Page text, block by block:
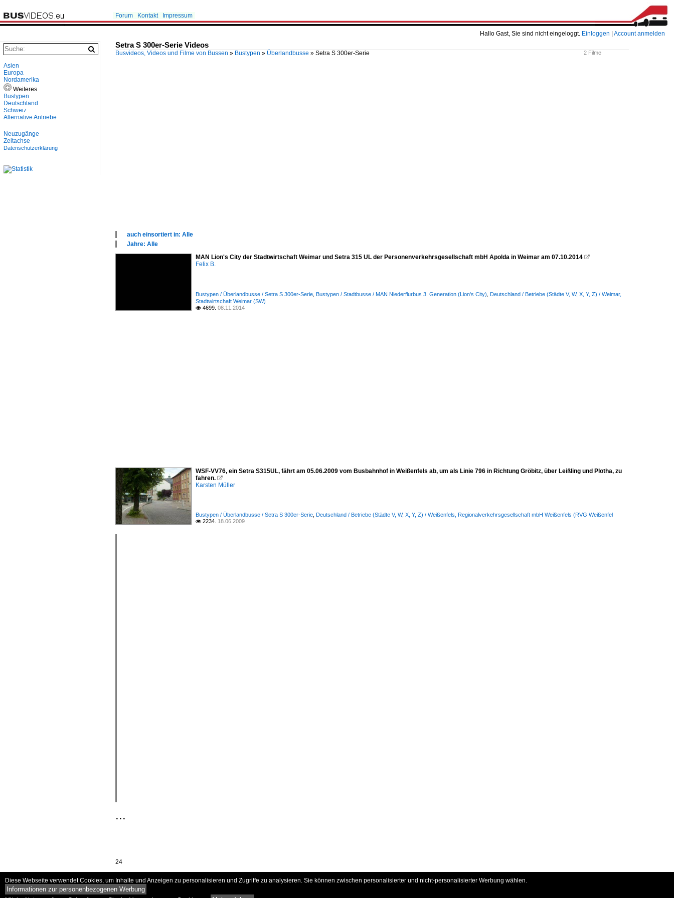
Hallo Gast, Sie sind nicht eingeloggt. Einloggen Account anmelden
Forum Kontakt Impressum
Setra S 300er-Serie Videos
2 Filme
Busvideos, Videos und Filme von Bussen » Bustypen » Überlandbusse » Setra S 300er-Serie
auch einsortiert in: Alle
Jahre: Alle
MAN Lion's City der Stadtwirtschaft Weimar und Setra 315 UL der Personenverkehrsgesellschaft mbH Apolda in Weimar am 07.10.2014 
Felix B.
Bustypen / Überlandbusse / Setra S 300er-Serie Bustypen / Stadtbusse / MAN Niederflurbus 3. Generation (Lion's City) Deutschland / Betriebe (Städte V, W, X, Y, Z) / Weimar,
Stadtwirtschaft Weimar (SW)
 4699. 08.11.2014
WSF-VV76, ein Setra S315UL, fährt am 05.06.2009 vom Busbahnhof in Weißenfels ab, um als Linie 796 in Richtung Gröbitz, über Leißling und Plotha, zu
fahren. 
Karsten Müller
Bustypen / Überlandbusse / Setra S 300er-Serie Deutschland / Betriebe (Städte V, W, X, Y, Z) / Weißenfels, Regionalverkehrsgesellschaft mbH Weißenfels (RVG Weißenfel
 2234. 18.06.2009
...
24
Asien
Europa
Nordamerika
Weiteres
Bustypen
Deutschland
Schweiz
Alternative Antriebe
Neuzugänge
Zeitachse
Datenschutzerklärung
Diese Webseite verwendet Cookies, um Inhalte und Anzeigen zu personalisieren und Zugriffe zu analysieren. Sie können zwischen personalisierter und nicht-personalisierter Werbung wählen.
Informationen zur personenbezogenen Werbung